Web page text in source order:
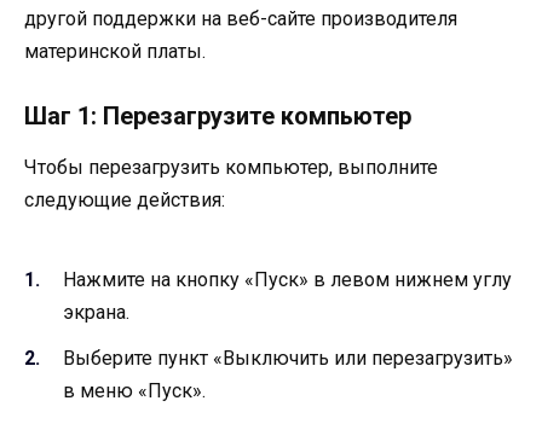
другой поддержки на веб-сайте производителя
материнской платы.
Шаг 1: Перезагрузите компьютер
Чтобы перезагрузить компьютер, выполните
следующие действия:
Нажмите на кнопку «Пуск» в левом нижнем углу
экрана.
Выберите пункт «Выключить или перезагрузить»
в меню «Пуск».